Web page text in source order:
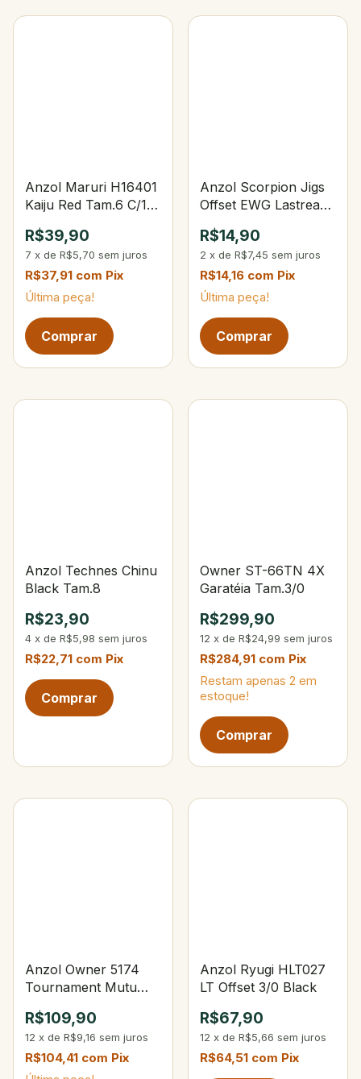
Anzol Maruri H16401
Kaiju Red Tam.6 C/10
R$39,90
7 x de R$5,70 sem juros
R$37,91 com Pix
Última peça!
Anzol Scorpion Jigs
Offset EWG Lastreado
R$14,90
2 x de R$7,45 sem juros
R$14,16 com Pix
Última peça!
Anzol Technes Chinu
Black Tam.8
R$23,90
4 x de R$5,98 sem juros
R$22,71 com Pix
Owner ST-66TN 4X
Garatéia Tam.3/0
R$299,90
12 x de R$24,99 sem juros
R$284,91 com Pix
Restam apenas 2 em
estoque!
Anzol Owner 5174
Tournament Mutu
R$109,90
12 x de R$9,16 sem juros
R$104,41 com Pix
Anzol Ryugi HLT027
LT Offset 3/0 Black
R$67,90
12 x de R$5,66 sem juros
R$64,51 com Pix